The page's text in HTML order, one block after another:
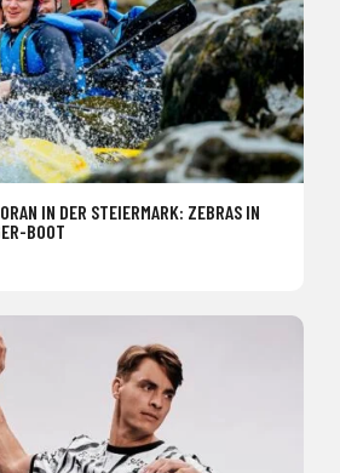
IN DER STEIERMARK: ZEBRAS IN
BOOT